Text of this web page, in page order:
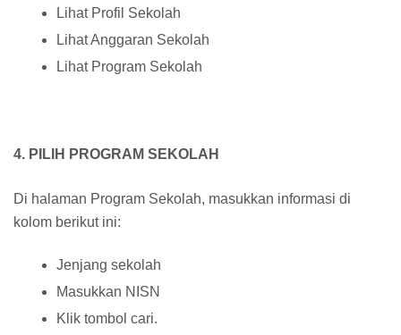
Lihat Profil Sekolah
Lihat Anggaran Sekolah
Lihat Program Sekolah
4. PILIH PROGRAM SEKOLAH
Di halaman Program Sekolah, masukkan informasi di
kolom berikut ini:
Jenjang sekolah
Masukkan NISN
Klik tombol cari.